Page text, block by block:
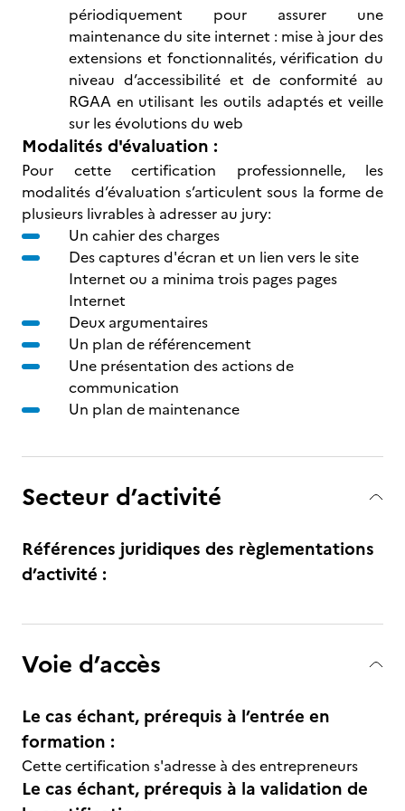
périodiquement pour assurer une
maintenance du site internet : mise à jour des
extensions et fonctionnalités, vérification du
niveau d’accessibilité et de conformité au
RGAA en utilisant les outils adaptés et veille
sur les évolutions du web
Modalités d'évaluation :
Pour cette certification professionnelle, les
modalités d’évaluation s’articulent sous la forme de
plusieurs livrables à adresser au jury:
Un cahier des charges
Des captures d'écran et un lien vers le site
Internet ou a minima trois pages pages
Internet
Deux argumentaires
Un plan de référencement
Une présentation des actions de
communication
Un plan de maintenance
Secteur d’activité
Références juridiques des règlementations
d’activité :
Voie d’accès
Le cas échant, prérequis à l’entrée en
formation :
Cette certification s'adresse à des entrepreneurs
Le cas échant, prérequis à la validation de